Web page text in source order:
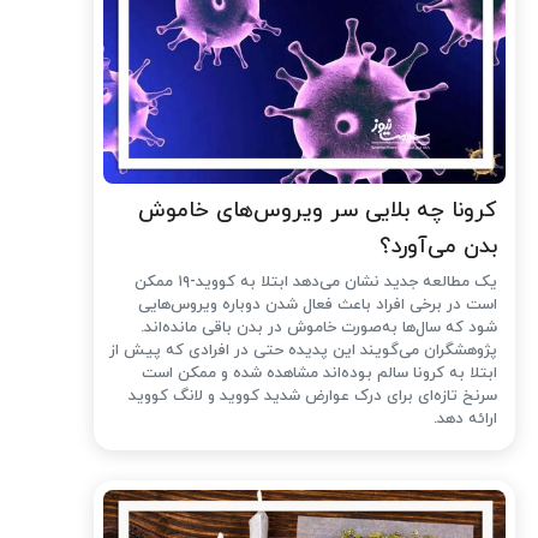
کرونا چه بلایی سر ویروس‌های خاموش
بدن می‌آورد؟
یک مطالعه جدید نشان می‌دهد ابتلا به کووید-۱۹ ممکن
است در برخی افراد باعث فعال شدن دوباره ویروس‌هایی
شود که سال‌ها به‌صورت خاموش در بدن باقی مانده‌اند.
پژوهشگران می‌گویند این پدیده حتی در افرادی که پیش از
ابتلا به کرونا سالم بوده‌اند مشاهده شده و ممکن است
سرنخ تازه‌ای برای درک عوارض شدید کووید و لانگ کووید
ارائه دهد.